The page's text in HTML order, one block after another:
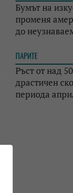
Бумът на
променя
до
ПАРИТЕ
Ръст от над
драстичен
периода